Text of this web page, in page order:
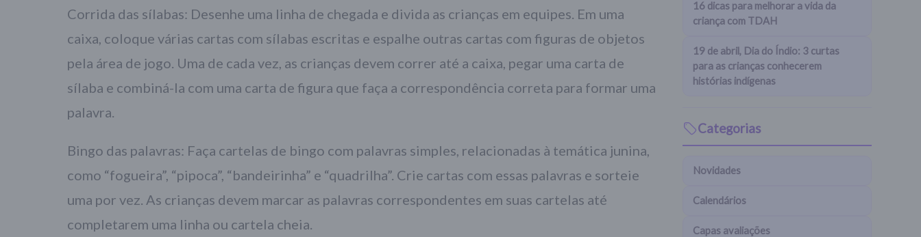
Corrida das sílabas: Desenhe uma linha de chegada e divida as crianças em equipes. Em uma
caixa, coloque várias cartas com sílabas escritas e espalhe outras cartas com figuras de objetos
pela área de jogo. Uma de cada vez, as crianças devem correr até a caixa, pegar uma carta de
sílaba e combiná-la com uma carta de figura que faça a correspondência correta para formar uma
palavra.
Bingo das palavras: Faça cartelas de bingo com palavras simples, relacionadas à temática junina,
como “fogueira”, “pipoca”, “bandeirinha” e “quadrilha”. Crie cartas com essas palavras e sorteie
uma por vez. As crianças devem marcar as palavras correspondentes em suas cartelas até
completarem uma linha ou cartela cheia.
16 dicas para melhorar a vida da
criança com TDAH
19 de abril, Dia do Índio: 3 curtas
para as crianças conhecerem
histórias indígenas
Categorias
Novidades
Calendários
Capas avaliações